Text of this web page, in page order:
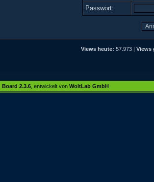
Passwort:
Views heute: 57.973 | Views
2.3.6 , entwickelt von WoltLab GmbH